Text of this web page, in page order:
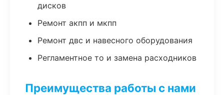
дисков
Ремонт акпп и мкпп
Ремонт двс и навесного оборудования
Регламентное то и замена расходников
Преимущества работы с нами